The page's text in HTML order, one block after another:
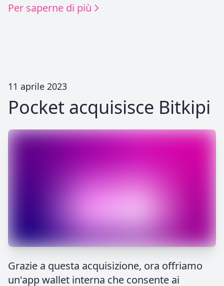
Per saperne di più
11 aprile 2023
Pocket acquisisce Bitkipi
Grazie a questa acquisizione, ora offriamo
un'app wallet interna che consente ai